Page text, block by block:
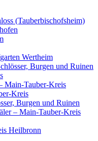
(Tauberbischofsheim)
Wertheim
Burgen und Ruinen
Main-Tauber-Kreis
Kreis
Burgen und Ruinen
– Main-Tauber-Kreis
Heilbronn